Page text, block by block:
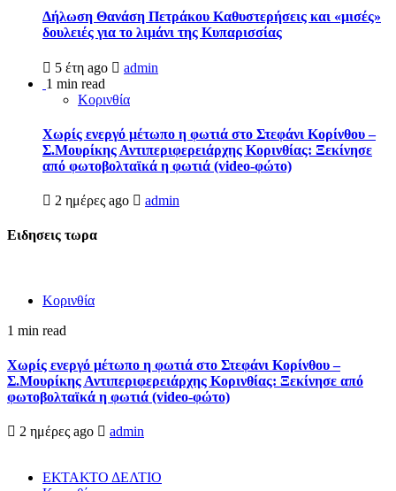
Δήλωση Θανάση Πετράκου Καθυστερήσεις και «μισές»
δουλειές για το λιμάνι της Κυπαρισσίας
5 έτη ago
admin
1 min read
Κορινθία
Χωρίς ενεργό μέτωπο η φωτιά στο Στεφάνι Κορίνθου –
Σ.Μουρίκης Αντιπεριφερειάρχης Κορινθίας: Ξεκίνησε
από φωτοβολταϊκά η φωτιά (video-φώτο)
2 ημέρες ago admin
Ειδησεις τωρα
Κορινθία
1 min read
Χωρίς ενεργό μέτωπο η φωτιά στο Στεφάνι Κορίνθου –
Σ.Μουρίκης Αντιπεριφερειάρχης Κορινθίας: Ξεκίνησε από
φωτοβολταϊκά η φωτιά (video-φώτο)
2 ημέρες ago admin
ΕΚΤΑΚΤΟ ΔΕΛΤΙΟ